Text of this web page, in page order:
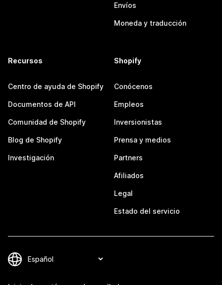
Envíos
Moneda y traducción
Recursos
Centro de ayuda de Shopify
Documentos de API
Comunidad de Shopify
Blog de Shopify
Investigación
Shopify
Conócenos
Empleos
Inversionistas
Prensa y medios
Partners
Afiliados
Legal
Estado del servicio